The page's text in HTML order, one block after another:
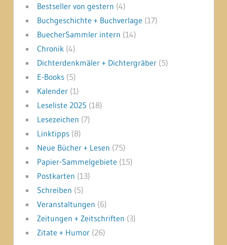
Bestseller von gestern (4)
Buchgeschichte + Buchverlage (17)
BuecherSammler intern (14)
Chronik(4)
Dichterdenkmäler + Dichtergräber(5)
E-Books(5)
Kalender(1)
Leseliste 2025 (18)
Lesezeichen (7)
Linktipps(8)
Neue Bücher + Lesen (75)
Papier-Sammelgebiete (15)
Postkarten (13)
Schreiben (5)
Veranstaltungen (6)
Zeitungen + Zeitschriften (3)
Zitate + Humor(26)